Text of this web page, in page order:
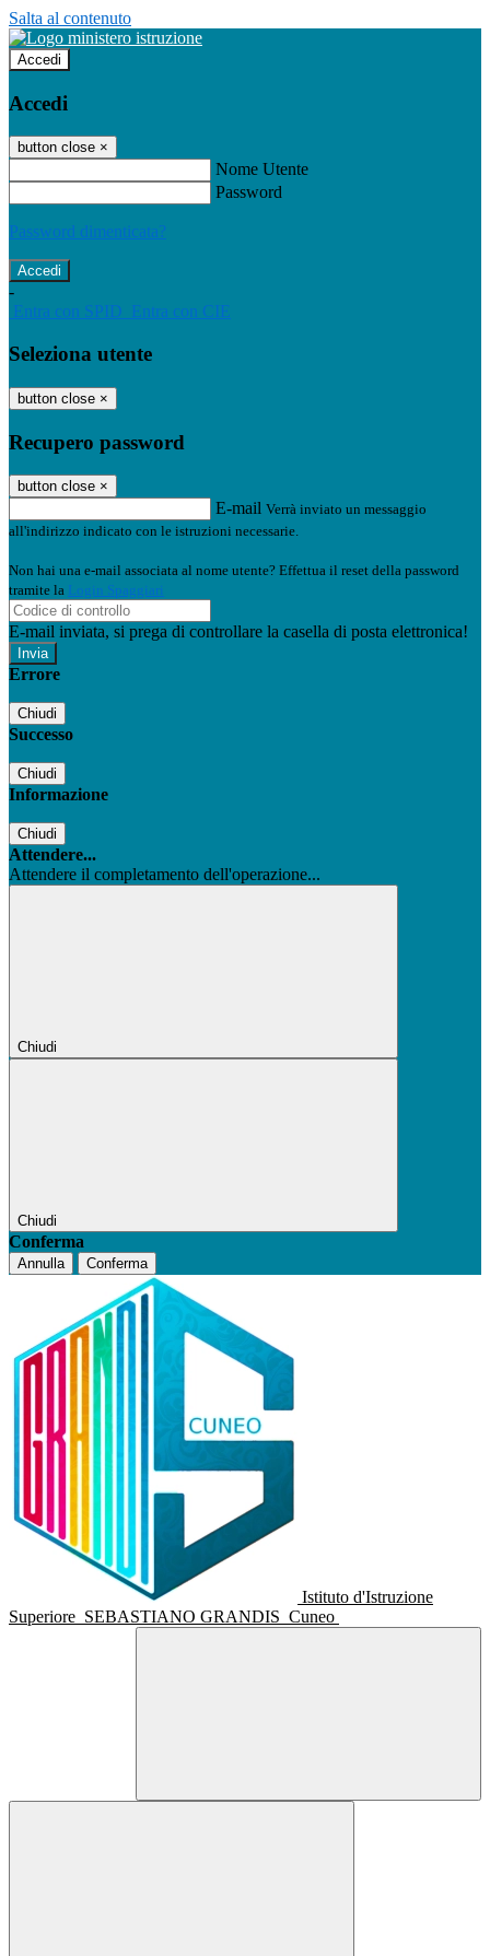
Salta al contenuto
Accedi
Accedi
button close ×
Nome Utente
Password
Password dimenticata?
-
Entra con SPID Entra con CIE
Seleziona utente
button close ×
Recupero password
button close ×
E-mail Verrà inviato un messaggio
all'indirizzo indicato con le istruzioni necessarie.
Non hai una e-mail associata al nome utente? Effettua il reset della password
tramite la Login Spaggiari
E-mail inviata, si prega di controllare la casella di posta elettronica!
Errore
Chiudi
Successo
Chiudi
Informazione
Chiudi
Attendere...
Attendere il completamento dell'operazione...
Chiudi
Chiudi
Conferma
Annulla Conferma
Istituto d'Istruzione
Superiore SEBASTIANO GRANDIS Cuneo